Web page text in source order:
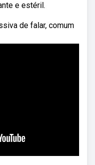
e estéril.
de falar, comum